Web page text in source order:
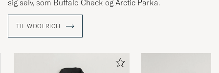
sig selv, som Buffalo Check og Arctic Parka.
TIL WOOLRICH